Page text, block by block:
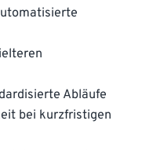
Abläufe
bei kurzfristigen